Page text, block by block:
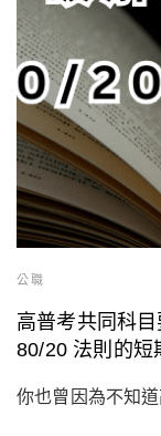
公職
高普考共同科
80/20 法則的短
你也曾因為不知